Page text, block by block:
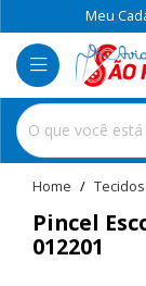
Meu
home
Pincel
012201